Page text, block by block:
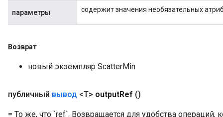
параметры содержит значения необязательных
Возврат
новый экземпляр ScatterMin
публичный вывод <T> outputRef ()
= То же, что `ref`. Возвращается для удобства операций,